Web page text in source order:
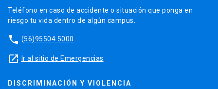
Teléfono en caso de accidente o situación que ponga en
riesgo tu vida dentro de algún campus.
phone (56)95504 5000
launch Ir al sitio de Emergencias
DISCRIMINACIÓN Y VIOLENCIA